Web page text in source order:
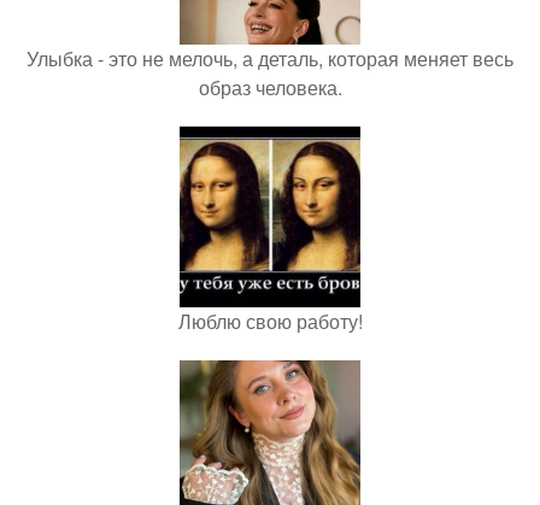
Улыбка - это не мелочь, а деталь, которая меняет весь
образ человека.
Люблю свою работу!